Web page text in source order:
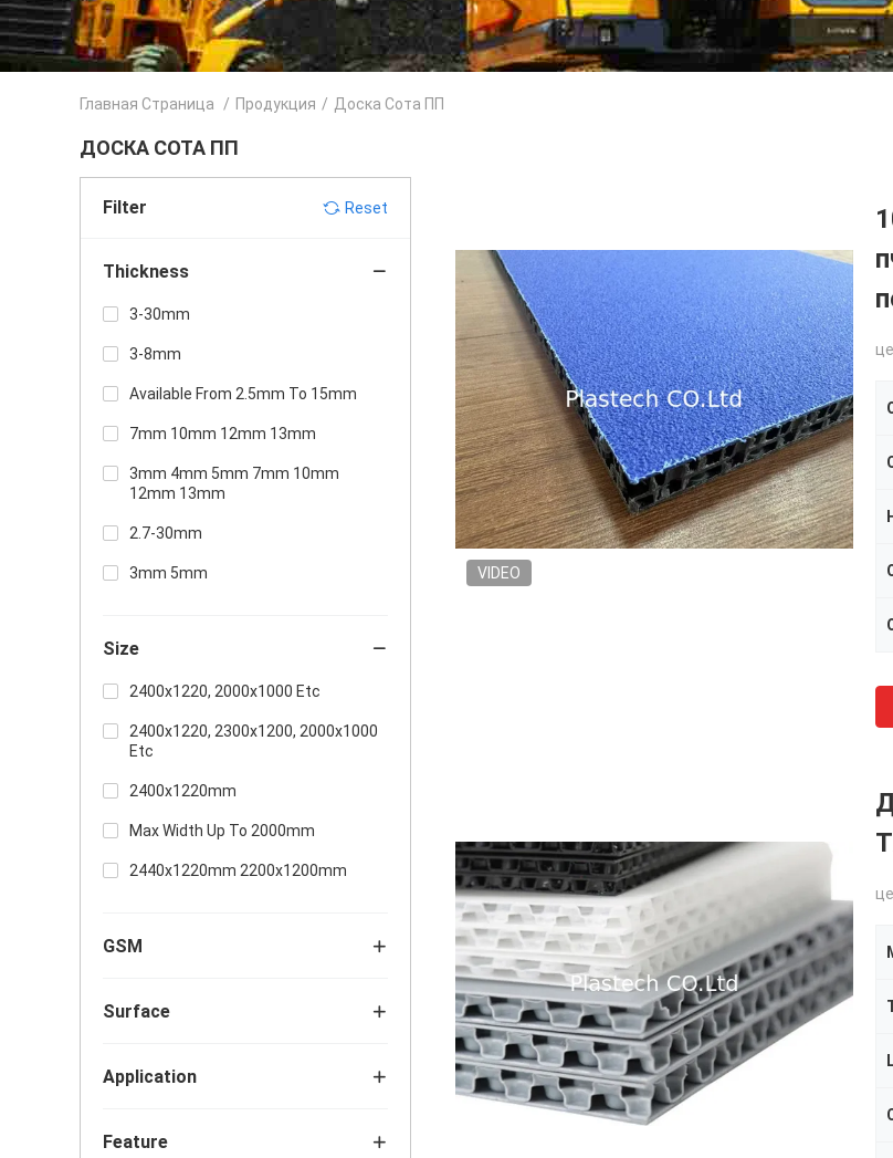
Главная Страница / Продукция / Доска Сота ПП
ДОСКА СОТА ПП
Filter Reset
Thickness
3-30mm
3-8mm
Available From 2.5mm To 15mm
7mm 10mm 12mm 13mm
3mm 4mm 5mm 7mm 10mm
12mm 13mm
2.7-30mm
3mm 5mm
Size
2400x1220, 2000x1000 Etc
2400x1220, 2300x1200, 2000x1000
Etc
2400x1220mm
Max Width Up To 2000mm
2440x1220mm 2200x1200mm
GSM
Surface
Application
Feature
VIDEO